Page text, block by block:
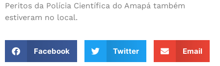
Peritos da Polícia Científica do Amapá também
estiveram no local.
Facebook Twitter Email